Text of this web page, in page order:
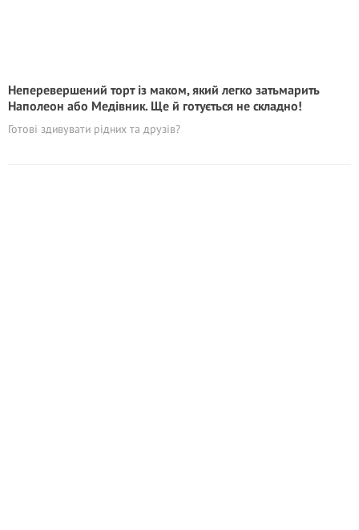
Неперевершений торт із маком, який легко затьмарить
Наполеон або Медівник. Ще й готується не складно!
Готові здивувати рідних та друзів?